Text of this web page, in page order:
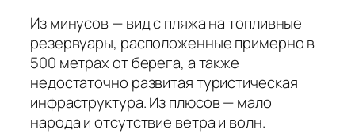
Из минусов — вид с пляжа на топливные
резервуары, расположенные примерно в
500 метрах от берега, а также
недостаточно развитая туристическая
инфраструктура. Из плюсов — мало
народа и отсутствие ветра и волн.